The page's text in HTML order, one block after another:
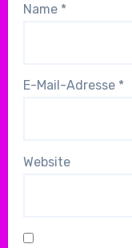
Name *
E-Mail-Adresse *
Website